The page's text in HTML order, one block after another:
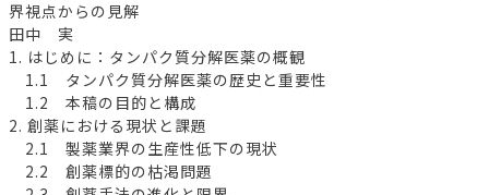
界視点からの見解
田中 実
1. はじめに：タンパク質分解医薬の概観
1.1 タンパク質分解医薬の歴史と重要性
1.2 本稿の目的と構成
2. 創薬における現状と課題
2.1 製薬業界の生産性低下の現状
2.2 創薬標的の枯渇問題